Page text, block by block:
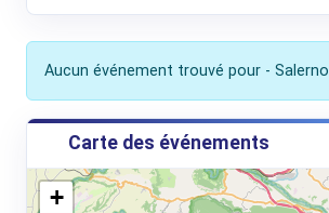
Aucun événement trouvé pour - Salerno
Carte des événements
+